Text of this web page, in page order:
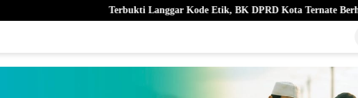
Terbukti Langgar Kode Etik, BK DPRD Kota Ternate Berhentikan Nurjaya Hi.